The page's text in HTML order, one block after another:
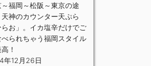
福岡～松阪～東京の途
天神のカウンター天ぷら
らお」。イカ塩辛だけでご
られちゃう福岡スタイル
！
年12月26日